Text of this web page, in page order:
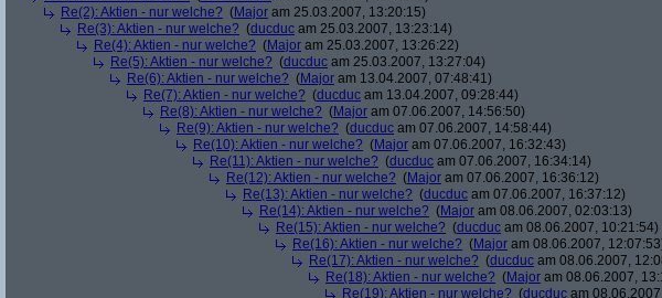
Re(2): Aktien - nur welche? (Major am 25.03.2007, 13:20:15)
Re(3): Aktien - nur welche? (ducduc am 25.03.2007, 13:23:14)
Re(4): Aktien - nur welche? (Major am 25.03.2007, 13:26:22)
Re(5): Aktien - nur welche? (ducduc am 25.03.2007, 13:27:04)
Re(6): Aktien - nur welche? (Major am 13.04.2007, 07:48:41)
Re(7): Aktien - nur welche? (ducduc am 13.04.2007, 09:28:44)
Re(8): Aktien - nur welche? (Major am 07.06.2007, 14:56:50)
Re(9): Aktien - nur welche? (ducduc am 07.06.2007, 14:58:44)
Re(10): Aktien - nur welche? (Major am 07.06.2007, 16:32:43)
Re(11): Aktien - nur welche? (ducduc am 07.06.2007, 16:34:14)
Re(12): Aktien - nur welche? (Major am 07.06.2007, 16:36:12)
Re(13): Aktien - nur welche? (ducduc am 07.06.2007, 16:37:12)
Re(14): Aktien - nur welche? (Major am 08.06.2007, 02:03:13)
Re(15): Aktien - nur welche? (ducduc am 08.06.2007, 10:21:54)
Re(16): Aktien - nur welche? (Major am 08.06.2007,
Re(17): Aktien - nur welche? (ducduc am 08.06.2007,
Re(18): Aktien - nur welche? (Major am 08.06.2007,
Re(19): Aktien - nur welche? (ducduc am